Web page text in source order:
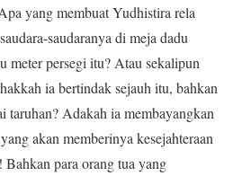
yang membuat Yudhistira rela
saudaranya di meja dadu
meter persegi itu? Atau sekalipun
ia bertindak sejauh itu, bahkan
taruhan? Adakah ia membayangkan
akan memberinya kesejahteraan
para orang tua yang